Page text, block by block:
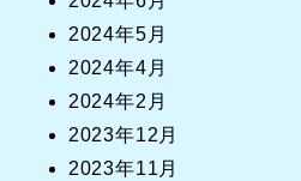
2024年5月
2024年4月
2024年2月
2023年12月
2023年11月